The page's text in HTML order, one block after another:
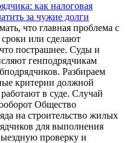
как налоговая
за чужие долги
что главная проблема с
или сделают
пострашнее. Суды и
генподрядчикам
Разбираем
критерии должной
в суде. Случай
Общество
на строительство жилых
для выполнения
проверку и